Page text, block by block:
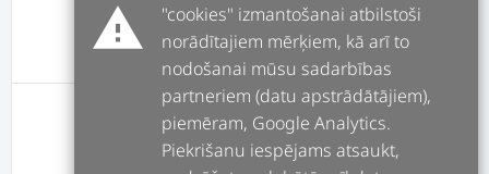
messageREVIEWS
User has no review yet
warning
"cookies" izmantošanai atbilstoši
norādītajiem mērķiem, kā arī to
nodošanai mūsu sadarbības
partneriem (datu apstrādātājiem),
piemēram, Google Analytics.
Piekrišanu iespējams atsaukt,